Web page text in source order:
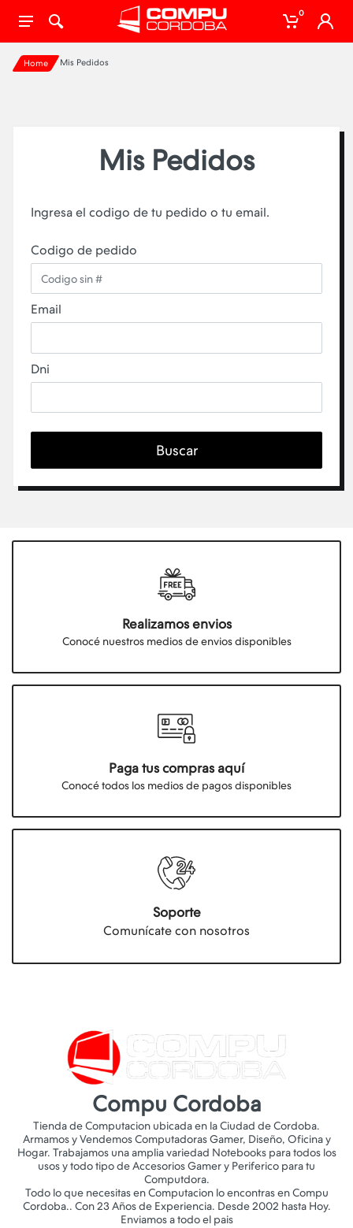
0
Home Mis Pedidos
Mis Pedidos
Ingresa el codigo de tu pedido o tu email.
Codigo de pedido
Email
Dni
Buscar
Realizamos envios
Conocé nuestros medios de envios disponibles
Paga tus compras aquí
Conocé todos los medios de pagos disponibles
Soporte
Comunícate con nosotros
Compu Cordoba
Tienda de Computacion ubicada en la Ciudad de Cordoba.
Armamos y Vendemos Computadoras Gamer, Diseño, Oficina y
Hogar. Trabajamos una amplia variedad Notebooks para todos los
usos y todo tipo de Accesorios Gamer y Periferico para tu
Computdora.
Todo lo que necesitas en Computacion lo encontras en Compu
Cordoba.. Con 23 Años de Experiencia. Desde 2002 hasta Hoy.
Enviamos a todo el pais